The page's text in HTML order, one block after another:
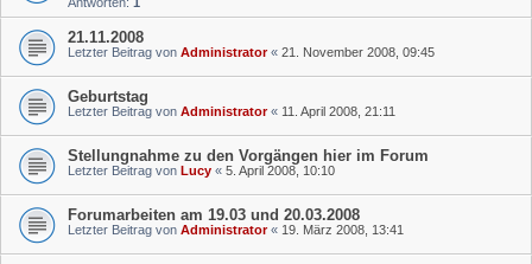
21.11.2008
Letzter Beitrag von Administrator« 21. November 2008, 09:45
Geburtstag
Letzter Beitrag von Administrator« 11. April 2008, 21:11
Stellungnahme zu den Vorgängen hier im Forum
Letzter Beitrag von Lucy « 5. April 2008, 10:10
Forumarbeiten am 19.03 und 20.03.2008
Letzter Beitrag von Administrator« 19. März 2008, 13:41